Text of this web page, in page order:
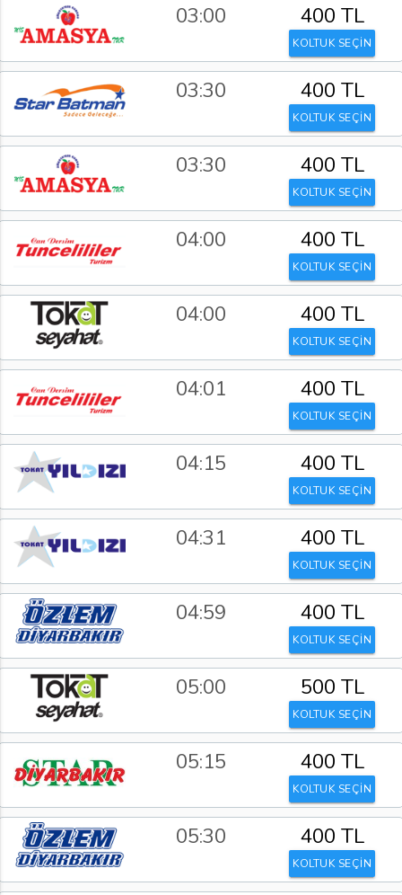
03:00 400 TL
KOLTUK SEÇİN
03:30 400 TL
KOLTUK SEÇİN
03:30 400 TL
KOLTUK SEÇİN
04:00 400 TL
KOLTUK SEÇİN
04:00 400 TL
KOLTUK SEÇİN
04:01 400 TL
KOLTUK SEÇİN
04:15 400 TL
KOLTUK SEÇİN
04:31 400 TL
KOLTUK SEÇİN
04:59 400 TL
KOLTUK SEÇİN
05:00 500 TL
KOLTUK SEÇİN
05:15 400 TL
KOLTUK SEÇİN
05:30 400 TL
KOLTUK SEÇİN